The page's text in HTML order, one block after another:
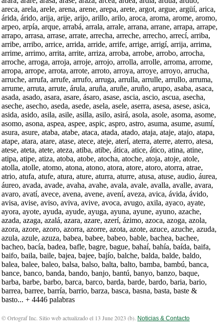
areca, arela, arele, arena, arene, arepa, arete, argot, argue, argüí, arica,
árida, árido, arija, arije, arijo, arillo, arilo, aroca, aroma, arome, aromo,
arpeo, arpía, arque, arrabá, arrala, arrale, arrana, arrane, arrapa, arrape,
arrapo, arrasa, arrase, arrate, arrecha, arreche, arrecho, arrecí, arriba,
arribe, arribo, arrice, arrida, arride, arrife, arrige, arrigí, arrija, arrima,
arrime, arrimo, arrita, arrite, arriza, arroba, arrobe, arrobo, arrocha,
arroche, arroga, arroja, arroje, arrojo, arrolla, arrolle, arroma, arrome,
arropa, arrope, arrota, arrote, arroto, arroya, arroye, arroyo, arrucha,
arruche, arrufa, arrufe, arrufo, arruga, arrulla, arrulle, arrullo, arruma,
arrume, arruta, arrute, árula, aruña, aruñe, aruño, arupo, asaba, asaca,
asada, asado, asara, asare, ásaro, asase, ascia, ascio, ascua, asecha,
aseche, asecho, aseda, asede, asela, asele, aserra, asesa, asese, asica,
asida, asido, asila, asile, asilla, asilo, asirá, asola, asole, asoma, asome,
asomo, asona, aspea, aspee, aspic, aspro, astro, asuma, asume, asumí,
asura, asure, ataba, atabe, ataca, atada, atado, ataja, ataje, atajo, atapa,
atape, atara, atare, atase, atece, ateje, aterí, aterra, aterre, aterro, atesa,
atese, ateta, atete, ateza, atiba, atibe, ática, atice, ático, atina, atine,
atipa, atipe, atiza, atoba, atobe, atocha, atoche, atoja, atoje, atole,
atolla, atolle, atomo, atona, atono, atora, atore, atoro, atorra, atrae,
atrio, atufa, atufe, atura, ature, aturra, aturre, atusa, atuse, audio, áurea,
áureo, avada, avade, avaha, avahe, avala, avale, avalla, avalle, avara,
avaro, avatí, avece, avena, avene, avení, aveza, avica, ávida, ávido,
avisa, avise, aviso, aviva, avive, avoca, avugo, axila, ayaco, ayate,
ayora, ayote, ayuda, ayude, ayuga, ayuna, ayune, ayuno, azache,
azada, azaga, azalá, azara, azare, azerí, ázimo, azoca, azoga, azola,
azora, azore, azoro, azorra, azorre, azota, azote, azuce, azuche, azuda,
azula, azule, azuza, babea, babee, babeo, bable, bachea, bachee,
bacheo, bacía, badea, bafle, bagre, bague, bahaí, bahía, baída, baifa,
baifo, baila, baile, bajea, bajee, bajío, balche, balda, balde, baldo,
balea, balee, baleo, balsa, balso, balta, balto, bamba, bambú, banca,
bance, banco, banda, bando, banjo, bantú, banyo, banzo, baque,
barba, barbe, barbo, barca, barco, barda, barde, bardo, baria, bario,
barrea, barree, barría, barrio, barza, basca, basna, basta, baste &
basto... + 4446 palabras
© Ortograf Inc. Sitio web actualizado el 13 June 2023 (b). Noticias & Contacto